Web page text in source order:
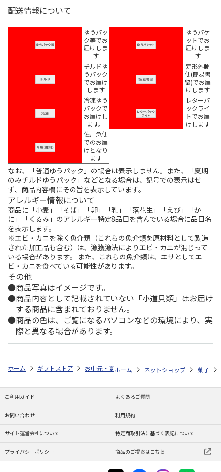
配送情報について
ゆうパッ
ク等でお
届けしま
す
ゆうパケ
ットでお
届けしま
す
チルドゆ
うパック
でお届け
します
定形外郵
便(簡易書
留)でお届
けします
冷凍ゆう
パックで
お届けし
ます。
レターパ
ックライ
トでお届
けします
佐川急便
でのお届
けとなり
ます
なお、「普通ゆうパック」の場合は表示しません。また、「夏期
のみチルドゆうパック」などとなる場合は、記号での表示はせ
ず、商品内容欄にその旨を表示しています。
アレルギー情報について
商品に「小麦」「そば」「卵」「乳」「落花生」「えび」「か
に」「くるみ」のアレルギー特定8品目を含んでいる場合に品目名
を表示します。
※エビ・カニを除く魚介類（これらの魚介類を原材料として製造
された加工品も含む）は、漁獲漁法によりエビ・カニが混じって
いる場合があります。 また、これらの魚介類は、エサとしてエ
ビ・カニを食べている可能性があります。
その他
商品写真はイメージです。
商品内容として記載されていない「小道具類」はお届け
する商品に含まれておりません。
商品の色は、ご覧になるパソコンなどの環境により、実
際と異なる場合があります。
ホーム ギフトストア お中元・夏ギフト特集 2026 ゆうゆうギフト
ホーム ネットショップ 菓子
ご利用ガイド よくあるご質問
お問い合わせ 利用規約
サイト運営会社について 特定商取引法に基づく表記について
プライバシーポリシー 商品のご提案はこちら